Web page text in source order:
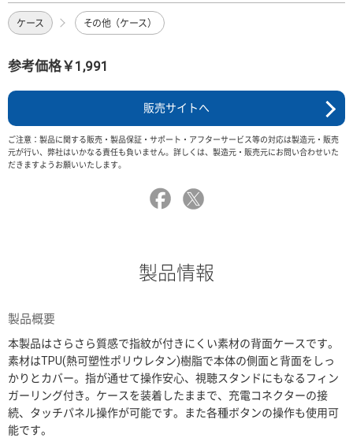
ケース その他（ケース）
参考価格￥1,991
販売サイトへ
ご注意：製品に関する販売・製品保証・サポート・アフターサービス等の対応は製造元・販売
元が行い、弊社はいかなる責任も負いません。詳しくは、製造元・販売元にお問い合わせいた
だきますようお願いいたします。
製品情報
製品概要
本製品はさらさら質感で指紋が付きにくい素材の背面ケースです。
素材はTPU(熱可塑性ポリウレタン)樹脂で本体の側面と背面をしっ
かりとカバー。指が通せて操作安心、視聴スタンドにもなるフィン
ガーリング付き。ケースを装着したままで、充電コネクターの接
続、タッチパネル操作が可能です。また各種ボタンの操作も使用可
能です。